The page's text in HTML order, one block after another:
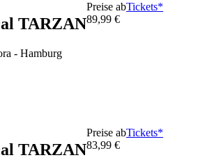
TARZAN
- Hamburg
Preise ab
89,99 €
Tickets*
TARZAN
Preise ab
83,99 €
Tickets*